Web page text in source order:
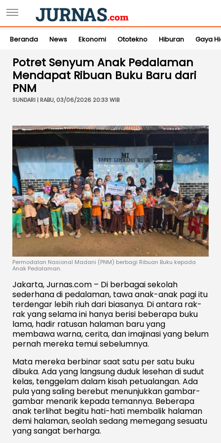
Beranda News Ekonomi Ototekno Hiburan Gaya
Potret Senyum Anak Pedalaman
Mendapat Ribuan Buku Baru dari
PNM
SUNDARI | RABU, 03/06/2026 20:33 WIB
Permodalan Nasional Madani (PNM) berbagi Ribuan Buku kepada
Anak Pedalaman.
Jakarta, Jurnas.com – Di berbagai sekolah
sederhana di pedalaman, tawa anak-anak pagi itu
terdengar lebih riuh dari biasanya. Di antara rak-
rak yang selama ini hanya berisi beberapa buku
lama, hadir ratusan halaman baru yang
membawa warna, cerita, dan imajinasi yang belum
pernah mereka temui sebelumnya.
Mata mereka berbinar saat satu per satu buku
dibuka. Ada yang langsung duduk lesehan di sudut
kelas, tenggelam dalam kisah petualangan. Ada
pula yang saling berebut menunjukkan gambar-
gambar menarik kepada temannya. Beberapa
anak terlihat begitu hati-hati membalik halaman
demi halaman, seolah sedang memegang sesuatu
yang sangat berharga.